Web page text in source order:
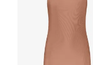
meerdere
variaties.